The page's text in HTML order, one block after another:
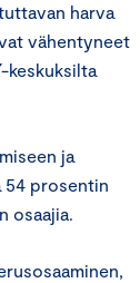
harva
vähentyneet
keskuksilta
ja
54 prosentin
osaajia.